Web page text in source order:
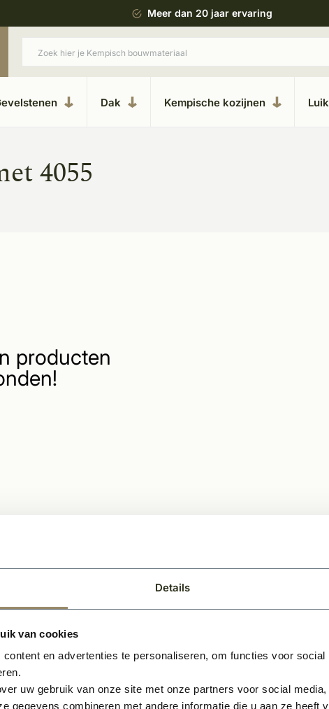
Details
van cookies
en advertenties te personaliseren, om functies voor
uw gebruik van onze site met onze partners voor social
gegevens combineren met andere informatie die u aan ze heeft
bouwstijl Meer dan 20 jaar ervaring
Dak Kempische kozijnen
4055
producten